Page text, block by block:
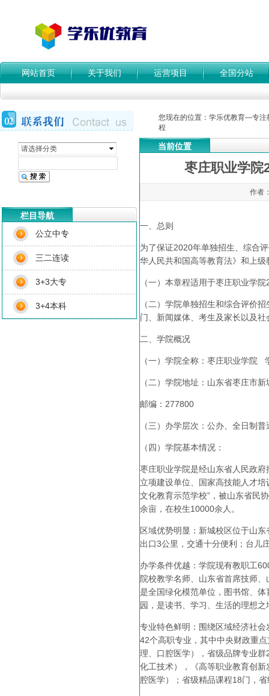
网站首页 关于我们 运营项目 全国分站
当前位置
枣庄职业学院
作者
一、总则
为了保证2020年单独招生、综合
华人民共和国高等教育法》和上
（一）本章程适用于枣庄职业学
（二）学院单独招生和综合评价
门、新闻媒体、考生及家长以及社
二、学院概况
（一）学院全称：枣庄职业学院
（二）学院地址：山东省枣庄市
邮编：277800
（三）办学层次：公办、全日制
（四）学院基本情况：
枣庄职业学院是经山东省人民政
立项建设单位、国家高技能人才
文化教育示范学校”，被山东省民
余亩，在校生10000余人。
区域优势明显：新城校区位于山
出口3公里，交通十分便利；台儿
办学条件优越：学院现有教职工
院校教学名师、山东省首席技师
是全国绿化模范单位，图书馆、
园，是读书、学习、生活的理想之
专业特色鲜明：围绕区域经济社
42个高职专业，其中中央财政重
理、口腔医学），省级品牌专业
化工技术），《高等职业教育创
腔医学）；省级精品课程18门，
请选择分类
您现在的位置： 学乐优教育—专注
程
栏目导航
公立中专
三二连读
3+3大专
3+4本科